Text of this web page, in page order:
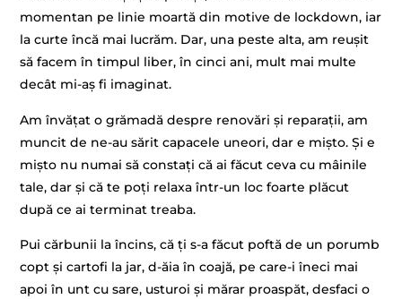
momentan pe linie moartă din motive de lockdown, iar
la curte încă mai lucrăm. Dar, una peste alta, am reușit
să facem în timpul liber, în cinci ani, mult mai multe
decât mi-aș fi imaginat.
Am învățat o grămadă despre renovări și reparații, am
muncit de ne-au sărit capacele uneori, dar e mișto. Și e
mișto nu numai să constați că ai făcut ceva cu mâinile
tale, dar și că te poți relaxa într-un loc foarte plăcut
după ce ai terminat treaba.
Pui cărbunii la încins, că ți s-a făcut poftă de un porumb
copt și cartofi la jar, d-ăia în coajă, pe care-i îneci mai
apoi în unt cu sare, usturoi și mărar proaspăt, desfaci o